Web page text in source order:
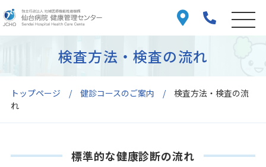
トップページ 健診コースのご案内
検査方法・検査の流
れ
検査方法・検査の流れ
標準的な健康診断の流れ